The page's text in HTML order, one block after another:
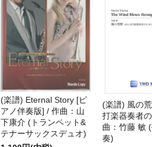
(楽譜) Eternal Story [ピ
アノ伴奏版] / 作曲：山
下康介 (トランペット&
テナーサックスデュオ)
(楽譜) 風の
打楽器奏者
曲：竹藤 敏
奏)